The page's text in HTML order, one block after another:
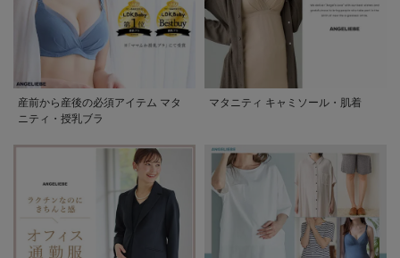
産前から産後の必須アイテム マタ
ニティ・授乳ブラ
マタニティ キャミソール・肌着